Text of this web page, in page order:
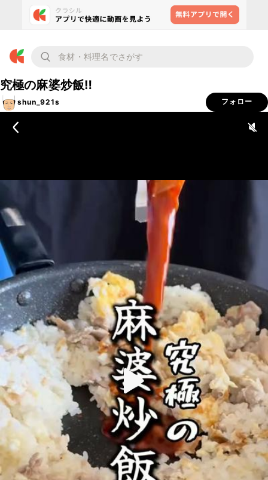
究極の麻婆炒飯‼︎
shun_921s フォロー